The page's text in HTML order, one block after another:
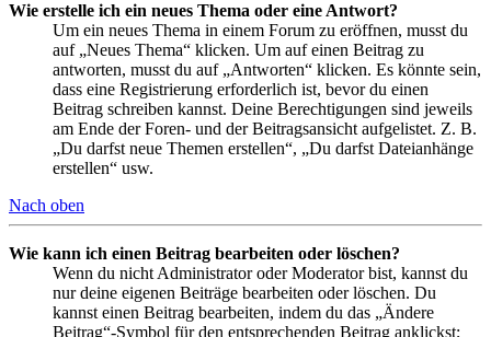
Wie erstelle ich ein neues Thema oder eine Antwort?
Um ein neues Thema in einem Forum zu eröffnen, musst du
auf „Neues Thema“ klicken. Um auf einen Beitrag zu
antworten, musst du auf „Antworten“ klicken. Es könnte sein,
dass eine Registrierung erforderlich ist, bevor du einen
Beitrag schreiben kannst. Deine Berechtigungen sind jeweils
am Ende der Foren- und der Beitragsansicht aufgelistet. Z. B.
„Du darfst neue Themen erstellen“, „Du darfst Dateianhänge
erstellen“ usw.
Nach oben
Wie kann ich einen Beitrag bearbeiten oder löschen?
Wenn du nicht Administrator oder Moderator bist, kannst du
nur deine eigenen Beiträge bearbeiten oder löschen. Du
kannst einen Beitrag bearbeiten, indem du das „Ändere
Beitrag“-Symbol für den entsprechenden Beitrag anklickst;